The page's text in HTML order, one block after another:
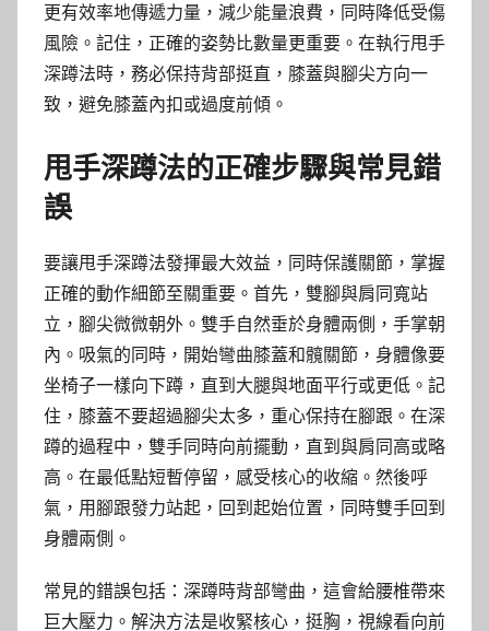
更有效率地傳遞力量，減少能量浪費，同時降低受傷
風險。記住，正確的姿勢比數量更重要。在執行甩手
深蹲法時，務必保持背部挺直，膝蓋與腳尖方向一
致，避免膝蓋內扣或過度前傾。
甩手深蹲法的正確步驟與常見錯
誤
要讓甩手深蹲法發揮最大效益，同時保護關節，掌握
正確的動作細節至關重要。首先，雙腳與肩同寬站
立，腳尖微微朝外。雙手自然垂於身體兩側，手掌朝
內。吸氣的同時，開始彎曲膝蓋和髖關節，身體像要
坐椅子一樣向下蹲，直到大腿與地面平行或更低。記
住，膝蓋不要超過腳尖太多，重心保持在腳跟。在深
蹲的過程中，雙手同時向前擺動，直到與肩同高或略
高。在最低點短暫停留，感受核心的收縮。然後呼
氣，用腳跟發力站起，回到起始位置，同時雙手回到
身體兩側。
常見的錯誤包括：深蹲時背部彎曲，這會給腰椎帶來
巨大壓力。解決方法是收緊核心，挺胸，視線看向前